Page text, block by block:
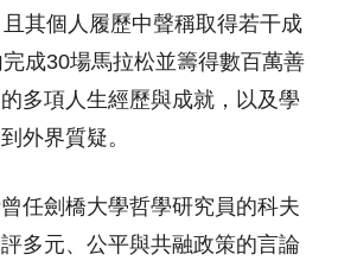
其個人履歷中聲稱取得若干成
成30場馬拉松並籌得數百萬善
多項人生經歷與成就，以及學
外界質疑。
任劍橋大學哲學研究員的科夫
多元、公平與共融政策的言論